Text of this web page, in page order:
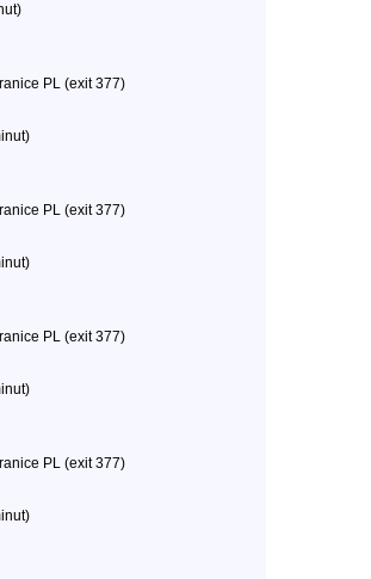
PL (exit 377)
PL (exit 377)
PL (exit 377)
PL (exit 377)